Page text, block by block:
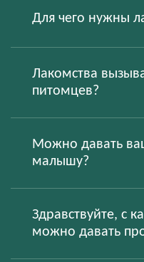
Для чего нужны
Лакомства
питомцев?
Можно давать
малышу?
Здравствуйте, с
можно давать